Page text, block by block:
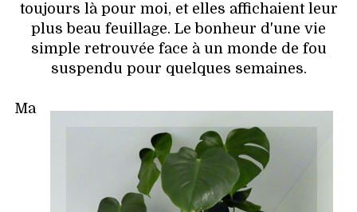
toujours là pour moi, et elles affichaient leur
plus beau feuillage. Le bonheur d'une vie
simple retrouvée face à un monde de fou
suspendu pour quelques semaines.
Ma